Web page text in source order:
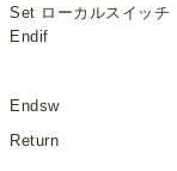
Set ローカルスイッチ
Endif
Endsw
Return